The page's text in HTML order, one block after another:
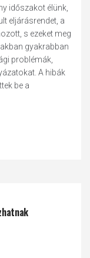
időszakot élünk,
eljárásrendet, a
s ezeket meg
gyakrabban
problémák,
A hibák
be a